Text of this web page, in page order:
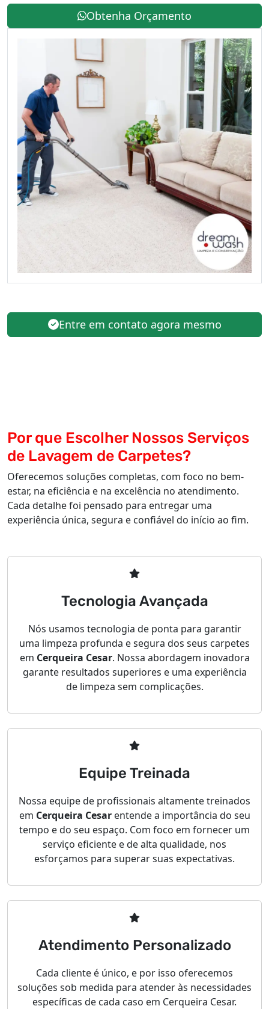
Obtenha Orçamento
Entre em contato agora mesmo
Por que Escolher Nossos Serviços
de Lavagem de Carpetes?
Oferecemos soluções completas, com foco no bem-
estar, na eficiência e na excelência no atendimento.
Cada detalhe foi pensado para entregar uma
experiência única, segura e confiável do início ao fim.
Tecnologia Avançada
Nós usamos tecnologia de ponta para garantir
uma limpeza profunda e segura dos seus carpetes
em Cerqueira Cesar. Nossa abordagem inovadora
garante resultados superiores e uma experiência
de limpeza sem complicações.
Equipe Treinada
Nossa equipe de profissionais altamente treinados
em Cerqueira Cesarentende a importância do seu
tempo e do seu espaço. Com foco em fornecer um
serviço eficiente e de alta qualidade, nos
esforçamos para superar suas expectativas.
Atendimento Personalizado
Cada cliente é único, e por isso oferecemos
soluções sob medida para atender às necessidades
específicas de cada caso em Cerqueira Cesar.